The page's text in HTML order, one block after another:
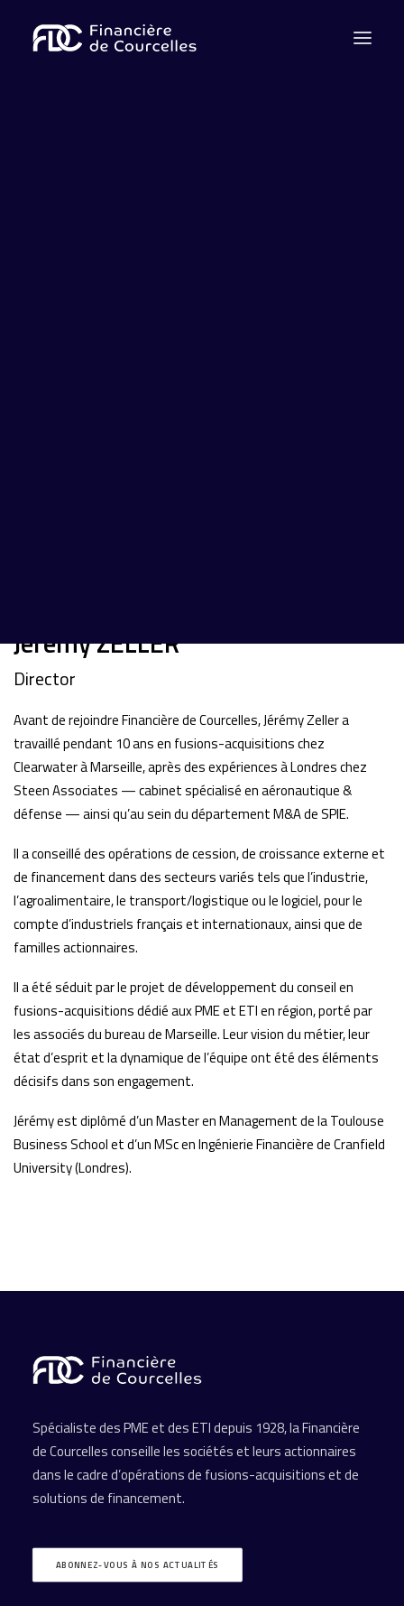
Jérémy ZELLER
Director
Avant de rejoindre Financière de Courcelles, Jérémy Zeller a
travaillé pendant 10 ans en fusions-acquisitions chez
Clearwater à Marseille, après des expériences à Londres chez
Steen Associates — cabinet spécialisé en aéronautique &
défense — ainsi qu’au sein du département M&A de SPIE.
Il a conseillé des opérations de cession, de croissance externe et
de financement dans des secteurs variés tels que l’industrie,
l’agroalimentaire, le transport/logistique ou le logiciel, pour le
compte d’industriels français et internationaux, ainsi que de
familles actionnaires.
Il a été séduit par le projet de développement du conseil en
fusions-acquisitions dédié aux PME et ETI en région, porté par
les associés du bureau de Marseille. Leur vision du métier, leur
état d’esprit et la dynamique de l’équipe ont été des éléments
décisifs dans son engagement.
Jérémy est diplômé d’un Master en Management de la Toulouse
Business School et d’un MSc en Ingénierie Financière de Cranfield
University (Londres).
Spécialiste des PME et des ETI depuis 1928, la Financière
de Courcelles conseille les sociétés et leurs actionnaires
dans le cadre d’opérations de fusions-acquisitions et de
solutions de financement.
ABONNEZ-VOUS À NOS ACTUALITÉS